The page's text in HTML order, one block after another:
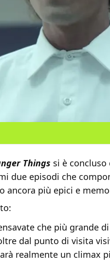
Things si è concluso
due episodi che
ancora più epici e
che più grande
dal punto di visita
realmente un climax